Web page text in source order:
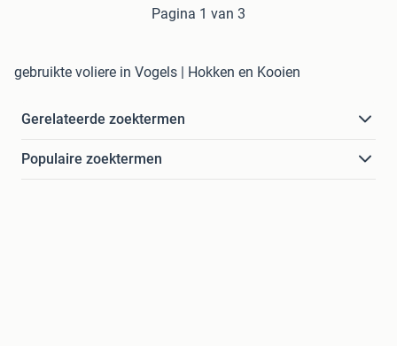
Pagina 1 van 3
gebruikte voliere in Vogels | Hokken en Kooien
Gerelateerde zoektermen
Populaire zoektermen